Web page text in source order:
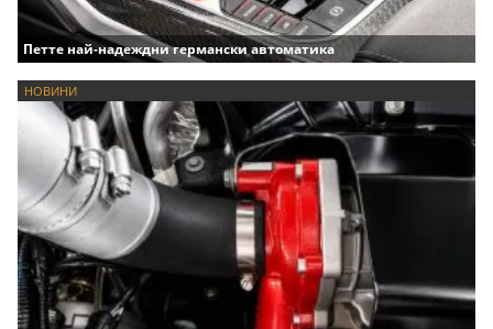
Петте най-надеждни германски автоматика
НОВИНИ